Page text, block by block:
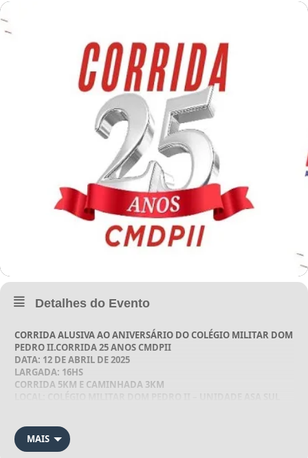
Detalhes do Evento
CORRIDA ALUSIVA AO ANIVERSÁRIO DO COLÉGIO MILITAR DOM
PEDRO II.CORRIDA 25 ANOS CMDPII
DATA: 12 DE ABRIL DE 2025
LARGADA: 16HS
CORRIDA 5KM E CAMINHADA 3KM
ENTREGA DE KIT
MAIS